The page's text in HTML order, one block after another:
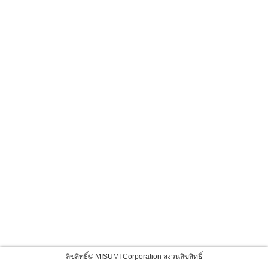
ลิขสิทธิ์© MISUMI Corporation สงวนลิขสิทธิ์